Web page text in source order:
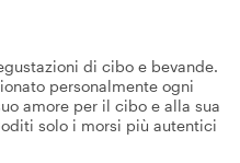
di cibo e bevande.
personalmente ogni
amore per il cibo e alla sua
solo i morsi più autentici